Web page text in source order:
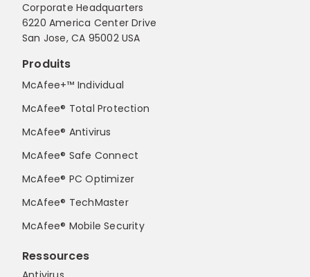
Corporate Headquarters
6220 America Center Drive
San Jose, CA 95002 USA
Produits
McAfee+™ Individual
McAfee® Total Protection
McAfee® Antivirus
McAfee® Safe Connect
McAfee® PC Optimizer
McAfee® TechMaster
McAfee® Mobile Security
Ressources